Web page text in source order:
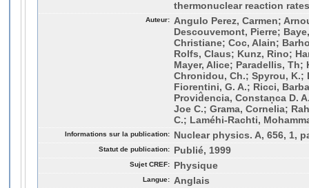
thermonuclear reaction rates
Auteur:
Angulo Perez, Carmen;
Descouvemont, Pierre;
Christiane; Coc, Alain;
Rolfs, Claus; Kunz, Rino;
Mayer, Alice; Paradellis, Th;
Chronidou, Ch.; Spyrou, K.;
Fiorentini, G. A.; Ricci,
Provid̂encia, Constaņca D.
Joe C.; Grama, Cornelia;
C.; Laméhi-Rachti,
Informations sur la publication: Nuclear physics. A, 656, 1,
Statut de publication: Publié, 1999
Sujet CREF: Physique
Langue: Anglais